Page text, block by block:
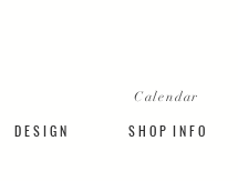
Calendar
D E S I G N S H O P I N F O